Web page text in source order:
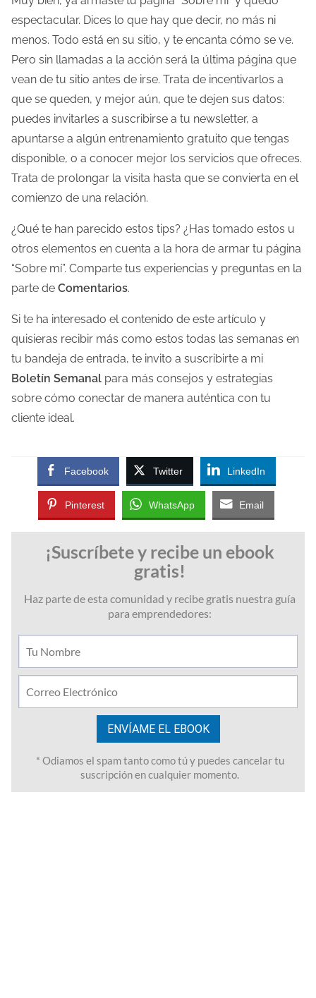
espectacular. Dices lo que hay que decir, no más ni
menos. Todo está en su sitio, y te encanta cómo se ve.
Pero sin llamadas a la acción será la última página que
vean de tu sitio antes de irse. Trata de incentivarlos a
que se queden, y mejor aún, que te dejen sus datos:
puedes invitarles a suscribirse a tu newsletter, a
apuntarse a algún entrenamiento gratuito que tengas
disponible, o a conocer mejor los servicios que ofreces.
Trata de prolongar la visita hasta que se convierta en el
comienzo de una relación.
¿Qué te han parecido estos tips? ¿Has tomado estos u
otros elementos en cuenta a la hora de armar tu página
“Sobre mí”. Comparte tus experiencias y preguntas en la
parte de Comentarios.
Si te ha interesado el contenido de este artículo y
quisieras recibir más como estos todas las semanas en
tu bandeja de entrada, te invito a suscribirte a mi
Boletín Semanal para más consejos y estrategias
sobre cómo conectar de manera auténtica con tu
cliente ideal.
Facebook Twitter LinkedIn
Pinterest WhatsApp Email